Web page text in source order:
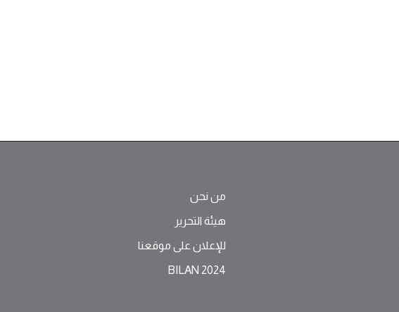
من نحن
هيئة التحرير
للإعلان على موقعنا
BILAN 2024